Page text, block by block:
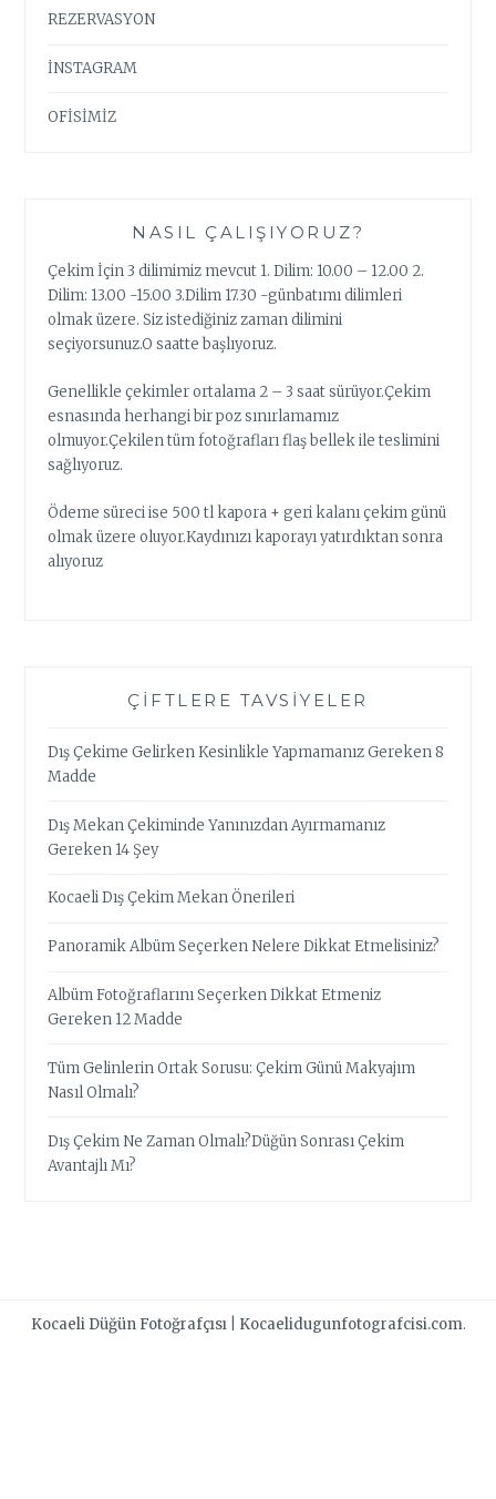
REZERVASYON
İNSTAGRAM
OFİSİMİZ
NASIL ÇALIŞIYORUZ?
Çekim İçin 3 dilimimiz mevcut 1. Dilim: 10.00 – 12.00 2.
Dilim: 13.00 -15.00 3.Dilim 17.30 -günbatımı dilimleri
olmak üzere. Siz istediğiniz zaman dilimini
seçiyorsunuz.O saatte başlıyoruz.
Genellikle çekimler ortalama 2 – 3 saat sürüyor.Çekim
esnasında herhangi bir poz sınırlamamız
olmuyor.Çekilen tüm fotoğrafları flaş bellek ile teslimini
sağlıyoruz.
Ödeme süreci ise 500 tl kapora + geri kalanı çekim günü
olmak üzere oluyor.Kaydınızı kaporayı yatırdıktan sonra
alıyoruz
ÇIFTLERE TAVSIYELER
Dış Çekime Gelirken Kesinlikle Yapmamanız Gereken 8
Madde
Dış Mekan Çekiminde Yanınızdan Ayırmamanız
Gereken 14 Şey
Kocaeli Dış Çekim Mekan Önerileri
Panoramik Albüm Seçerken Nelere Dikkat Etmelisiniz?
Albüm Fotoğraflarını Seçerken Dikkat Etmeniz
Gereken 12 Madde
Tüm Gelinlerin Ortak Sorusu: Çekim Günü Makyajım
Nasıl Olmalı?
Dış Çekim Ne Zaman Olmalı?Düğün Sonrası Çekim
Avantajlı Mı?
Kocaeli Düğün Fotoğrafçısı Kocaelidugunfotografcisi.com.